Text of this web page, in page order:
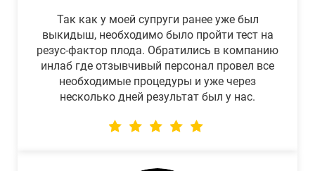
Так как у моей супруги ранее уже был
выкидыш, необходимо было пройти тест на
резус-фактор плода. Обратились в компанию
инлаб где отзывчивый персонал провел все
необходимые процедуры и уже через
несколько дней результат был у нас.